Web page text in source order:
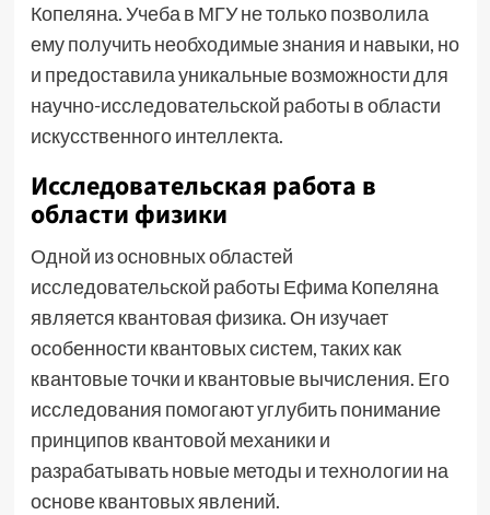
Копеляна. Учеба в МГУ не только позволила
ему получить необходимые знания и навыки, но
и предоставила уникальные возможности для
научно-исследовательской работы в области
искусственного интеллекта.
Исследовательская работа в
области физики
Одной из основных областей
исследовательской работы Ефима Копеляна
является квантовая физика. Он изучает
особенности квантовых систем, таких как
квантовые точки и квантовые вычисления. Его
исследования помогают углубить понимание
принципов квантовой механики и
разрабатывать новые методы и технологии на
основе квантовых явлений.